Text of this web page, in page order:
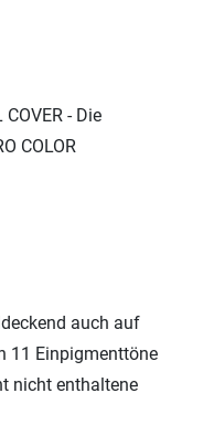
- Die
COLOR
auch auf
11 Einpigmenttöne
nicht enthaltene